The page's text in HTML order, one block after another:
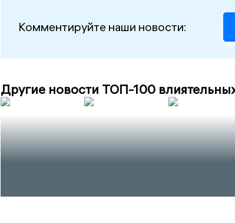
Комментируйте наши новости:
Другие новости ТОП-100